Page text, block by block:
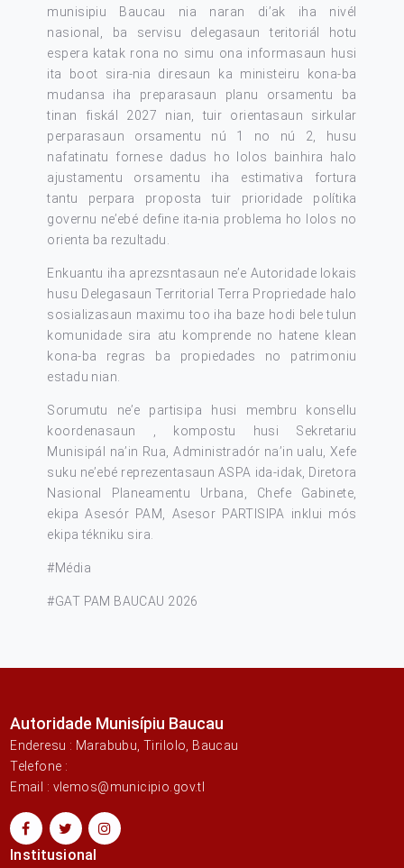
munisipiu Baucau nia naran di’ak iha nivél
nasional, ba servisu delegasaun teritoriál hotu
espera katak rona no simu ona informasaun husi
ita boot sira-nia diresaun ka ministeiru kona-ba
mudansa iha preparasaun planu orsamentu ba
tinan fiskál 2027 nian, tuir orientasaun sirkular
perparasaun orsamentu nú 1 no nú 2, husu
nafatinatu fornese dadus ho lolos bainhira halo
ajustamentu orsamentu iha estimativa fortura
tantu perpara proposta tuir prioridade polítika
governu ne’ebé define ita-nia problema ho lolos no
orienta ba rezultadu.
Enkuantu iha aprezsntasaun ne’e Autoridade lokais
husu Delegasaun Territorial Terra Propriedade halo
sosializasaun maximu too iha baze hodi bele tulun
komunidade sira atu komprende no hatene klean
kona-ba regras ba propiedades no patrimoniu
estadu nian.
Sorumutu ne’e partisipa husi membru konsellu
koordenasaun , kompostu husi Sekretariu
Munisipál na’in Rua, Administradór na’in ualu, Xefe
suku ne’ebé reprezentasaun ASPA ida-idak, Diretora
Nasional Planeamentu Urbana, Chefe Gabinete,
ekipa Asesór PAM, Asesor PARTISIPA inklui mós
ekipa tékniku sira.
#Média
#GAT PAM BAUCAU 2026
Autoridade Munisípiu Baucau
Enderesu : Marabubu, Tirilolo, Baucau
Telefone :
Email : vlemos@municipio.gov.tl
Institusional